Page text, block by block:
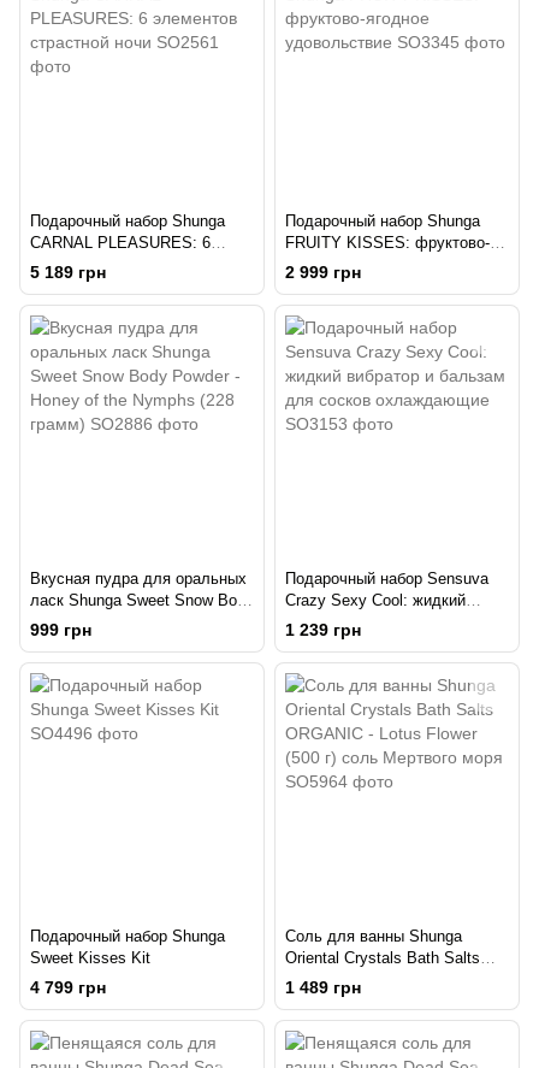
Подарочный набор Shunga
CARNAL PLEASURES: 6
элементов страстной ночи
5 189 грн
Подарочный набор Shunga
FRUITY KISSES: фруктово-
ягодное удовольствие
2 999 грн
Вкусная пудра для оральных
ласк Shunga Sweet Snow Body
Powder - Honey of the Nymphs
(228 грамм)
999 грн
Подарочный набор Sensuva
Crazy Sexy Cool: жидкий
вибратор и бальзам для
сосков охлаждающие
1 239 грн
Подарочный набор Shunga
Sweet Kisses Kit
4 799 грн
Соль для ванны Shunga
Oriental Crystals Bath Salts
ORGANIC - Lotus Flower (500
г) соль Мертвого моря
1 489 грн